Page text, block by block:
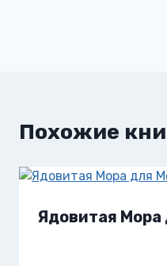
Похожие
Ядовитая Мора